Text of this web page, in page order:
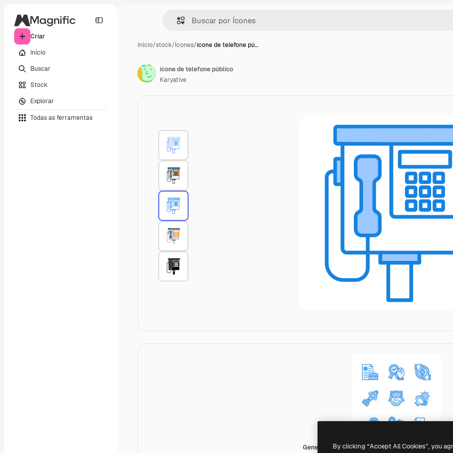
Criar
Início
Buscar
Stock
Explorar
Todas as ferramentas
Início/stock/Ícones/ícone de telefone pú…
Generic color lineal-color
ícone de telefone público
Karyative
By clicking “Accept All Cookies”, you